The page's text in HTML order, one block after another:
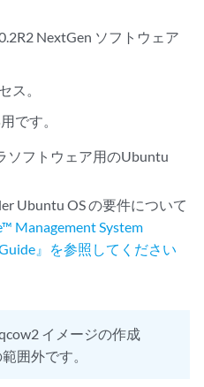
NextGen ソフトウェア
ス。
です。
ソフトウェア用のUbuntu
Ubuntu OS の要件について
Management System
』を参照してください
イメージの作成
囲外です。